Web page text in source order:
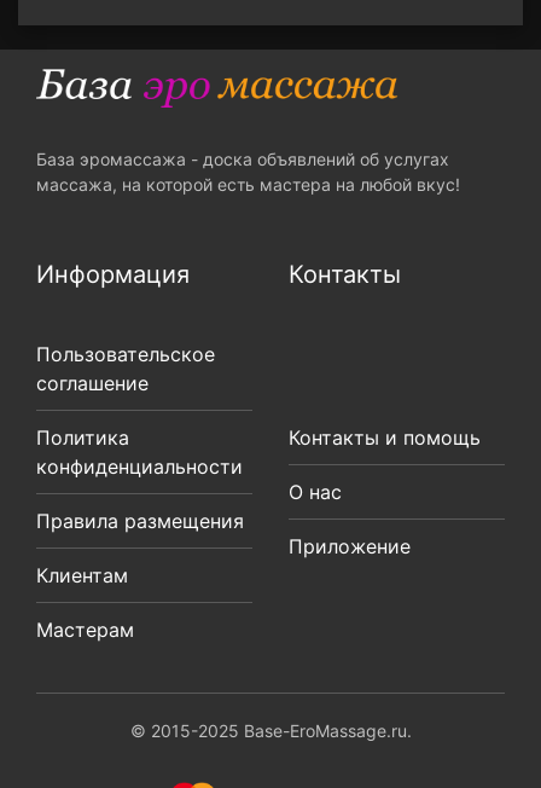
База эромассажа - доска объявлений об услугах
массажа, на которой есть мастера на любой вкус!
Информация
Пользовательское
соглашение
Политика
конфиденциальности
Правила размещения
Клиентам
Мастерам
Контакты
Контакты и помощь
О нас
Приложение
© 2015-2025 Base-EroMassage.ru.